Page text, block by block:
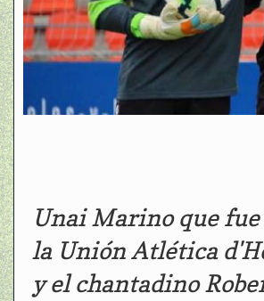
Unai Marino que fue
la Unión Atlética
y el chantadino